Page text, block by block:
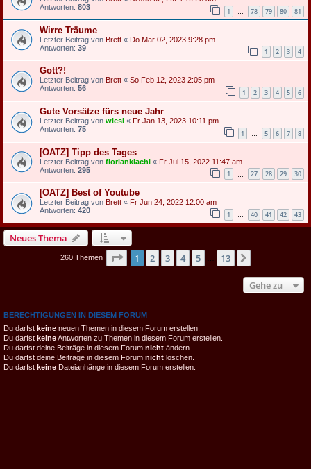
Antworten: 803 1 … 78 79 80 81
Wirre Träume
Letzter Beitrag von Brett « Do Mär 02, 2023 9:28 pm
Antworten: 39 1 2 3 4
Gott?!
Letzter Beitrag von Brett « So Feb 12, 2023 2:05 pm
Antworten: 56 1 2 3 4 5 6
Gute Vorsätze fürs neue Jahr
Letzter Beitrag von wiesl « Fr Jan 13, 2023 10:11 pm
Antworten: 75 1 … 5 6 7 8
[OATZ] Tipp des Tages
Letzter Beitrag von florianklachl « Fr Jul 15, 2022 11:47 am
Antworten: 295 1 27 28 29 30
[OATZ] Best of Youtube
Letzter Beitrag von Brett « Fr Jun 24, 2022 12:00 am
Antworten: 420 1 … 40 41 42 43
Neues Thema
260 Themen Seite 1von 13
1 2 3 4 5 13
Gehe zu
BERECHTIGUNGEN IN DIESEM FORUM
Du darfst keine neuen Themen in diesem Forum erstellen.
Du darfst keineAntworten zu Themen in diesem Forum erstellen.
Du darfst deine Beiträge in diesem Forum nicht ändern.
Du darfst deine Beiträge in diesem Forum nicht löschen.
Du darfst keine Dateianhänge in diesem Forum erstellen.